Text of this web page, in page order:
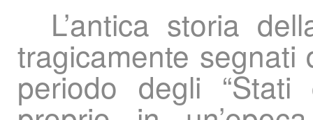
L’antica storia
tragicamente
periodo degli